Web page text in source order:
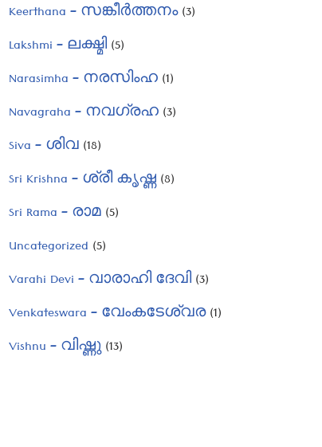
Keerthana – സങ്കീർത്തനം(3)
Lakshmi – ലക്ഷ്മി(5)
Narasimha – നരസിംഹ(1)
Navagraha – നവഗ്രഹ(3)
Siva – ശിവ(18)
Sri Krishna – ശ്രീ കൃഷ്ണ(8)
Sri Rama – രാമ(5)
Uncategorized (5)
Varahi Devi – വാരാഹി ദേവി(3)
Venkateswara – വേംകടേശ്വര(1)
Vishnu – വിഷ്ണു(13)